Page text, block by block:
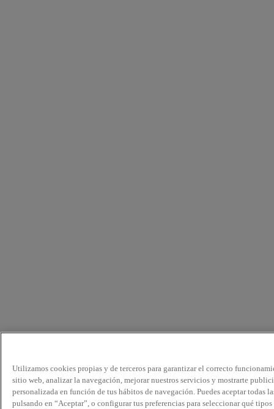
Utilizamos cookies propias y de terceros para garantizar el correcto
sitio web, analizar la navegación, mejorar nuestros servicios y mostrarte
personalizada en función de tus hábitos de navegación. Puedes aceptar todas
pulsando en “Aceptar”, o configurar tus preferencias para seleccionar qué tipos